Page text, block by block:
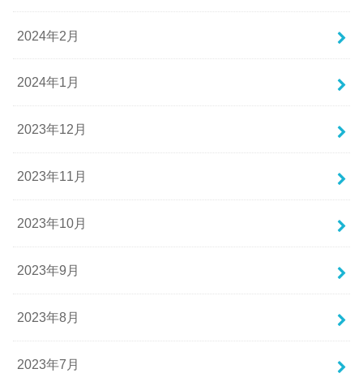
2024年2月
2024年1月
2023年12月
2023年11月
2023年10月
2023年9月
2023年8月
2023年7月